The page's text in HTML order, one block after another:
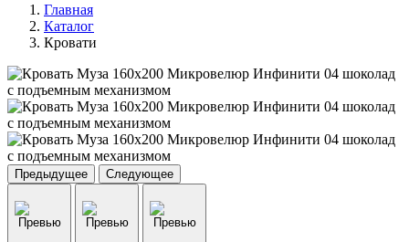
Главная
Каталог
Кровати
Предыдущее Следующее